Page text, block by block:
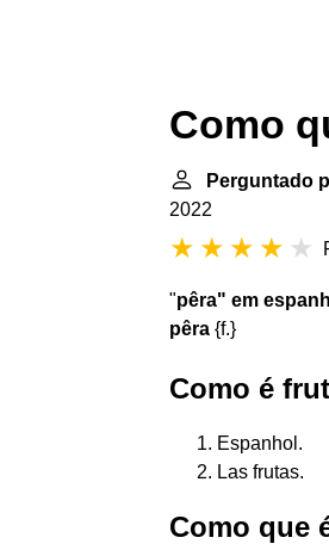
Como
Perguntado
2022
"pêra" em
pêra {f.}
Como é
Espanhol.
Las frutas.
Como que